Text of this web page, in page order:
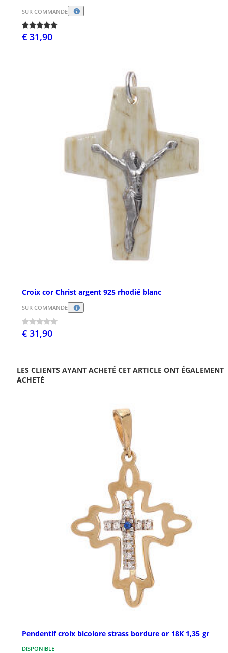
SUR COMMANDE
€ 31,90
Croix cor Christ argent 925 rhodié blanc
SUR COMMANDE
€ 31,90
LES CLIENTS AYANT ACHETÉ CET ARTICLE ONT ÉGALEMENT
ACHETÉ
Pendentif croix bicolore strass bordure or 18K 1,35 gr
DISPONIBLE